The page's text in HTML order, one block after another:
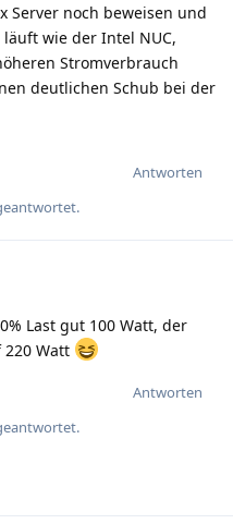
Server noch beweisen und
wie der Intel NUC,
Stromverbrauch
deutlichen Schub bei der
Antworten
Last gut 100 Watt, der
Watt
Antworten